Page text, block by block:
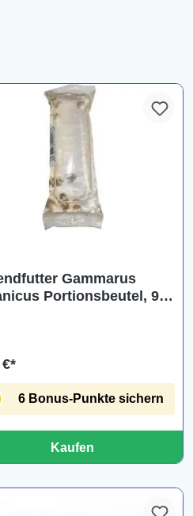
Gammarus
Portionsbeutel, 90
6 Bonus-Punkte sichern
Kaufen